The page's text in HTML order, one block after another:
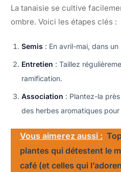
La tanaisie se cultive
ombre. Voici les étapes clés :
Semis : En avril-mai, dans
Entretien : Taillez
ramification.
Association : Plantez-la
des herbes aromatiques
Vous aimerez aussi :
plantes qui détestent le
café (et celles qui